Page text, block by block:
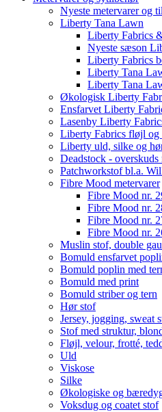
Nyeste metervarer og
Liberty Tana Lawn
Liberty Fabrics
Nyeste sæson
Liberty Fabrics
Liberty Tana
Liberty Tana
Økologisk Liberty
Ensfarvet Liberty
Lasenby Liberty
Liberty Fabrics fløjl og
Liberty uld, silke og
Deadstock - overskuds
Patchworkstof bl.a.
Fibre Mood metervarer
Fibre Mood nr.
Fibre Mood nr.
Fibre Mood nr.
Fibre Mood nr.
Muslin stof, double
Bomuld ensfarvet
Bomuld poplin med
Bomuld med print
Bomuld striber og tern
Hør stof
Jersey, jogging, sweat
Stof med struktur,
Fløjl, velour, frotté,
Uld
Viskose
Silke
Økologiske og
Voksdug og coatet stof